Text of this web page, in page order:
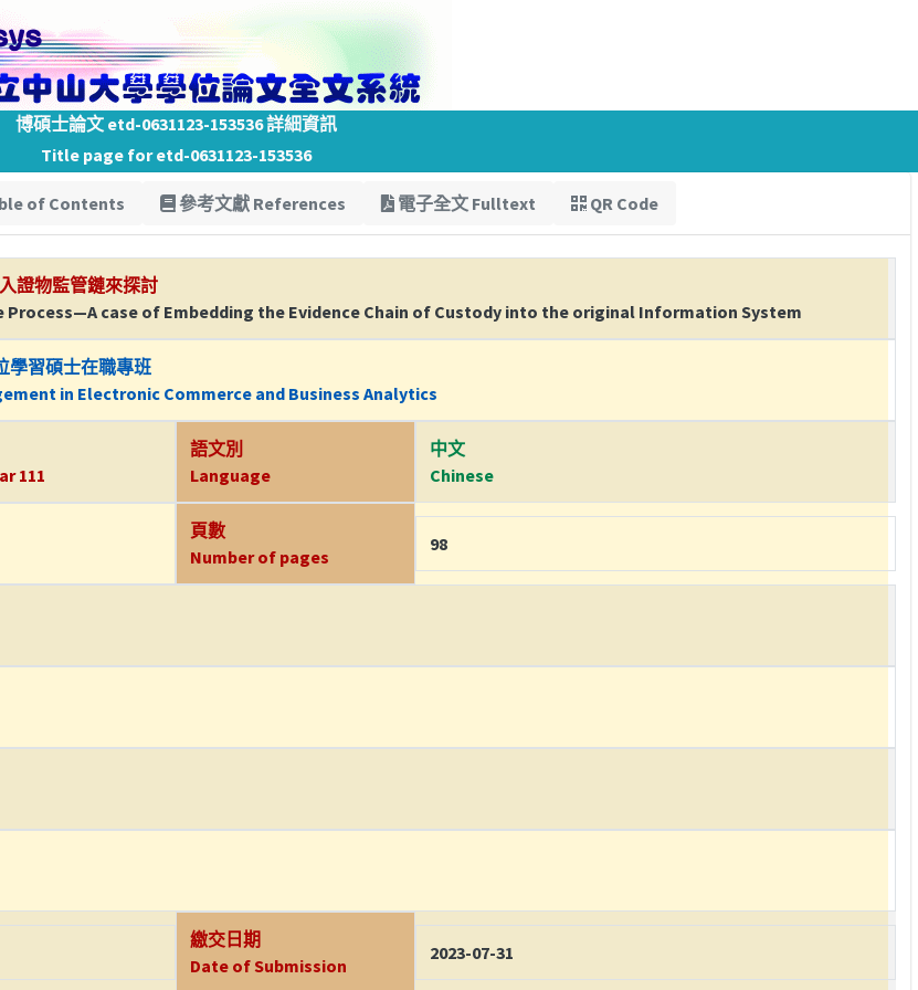
博碩士論文 etd-0631123-153536 詳細資訊
Title page for etd-0631123-153536
of Contents 參考文獻 References 電子全文 Fulltext QR Code
證物監管鏈來探討
Process—A case of Embedding the Evidence Chain of Custody into the original Information System
學習碩士在職專班
in Electronic Commerce and Business Analytics
111
語文別
Language
中文
Chinese
頁數
Number of pages
98
繳交日期
Date of Submission
2023-07-31